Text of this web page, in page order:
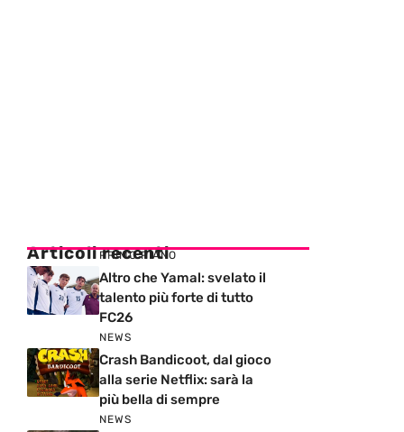
Articoli recenti
PRIMO PIANO
Altro che Yamal: svelato il
talento più forte di tutto
FC26
NEWS
Crash Bandicoot, dal gioco
alla serie Netflix: sarà la
più bella di sempre
NEWS